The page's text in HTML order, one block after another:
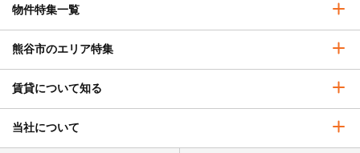
物件特集一覧
熊谷市のエリア特集
賃貸について知る
当社について